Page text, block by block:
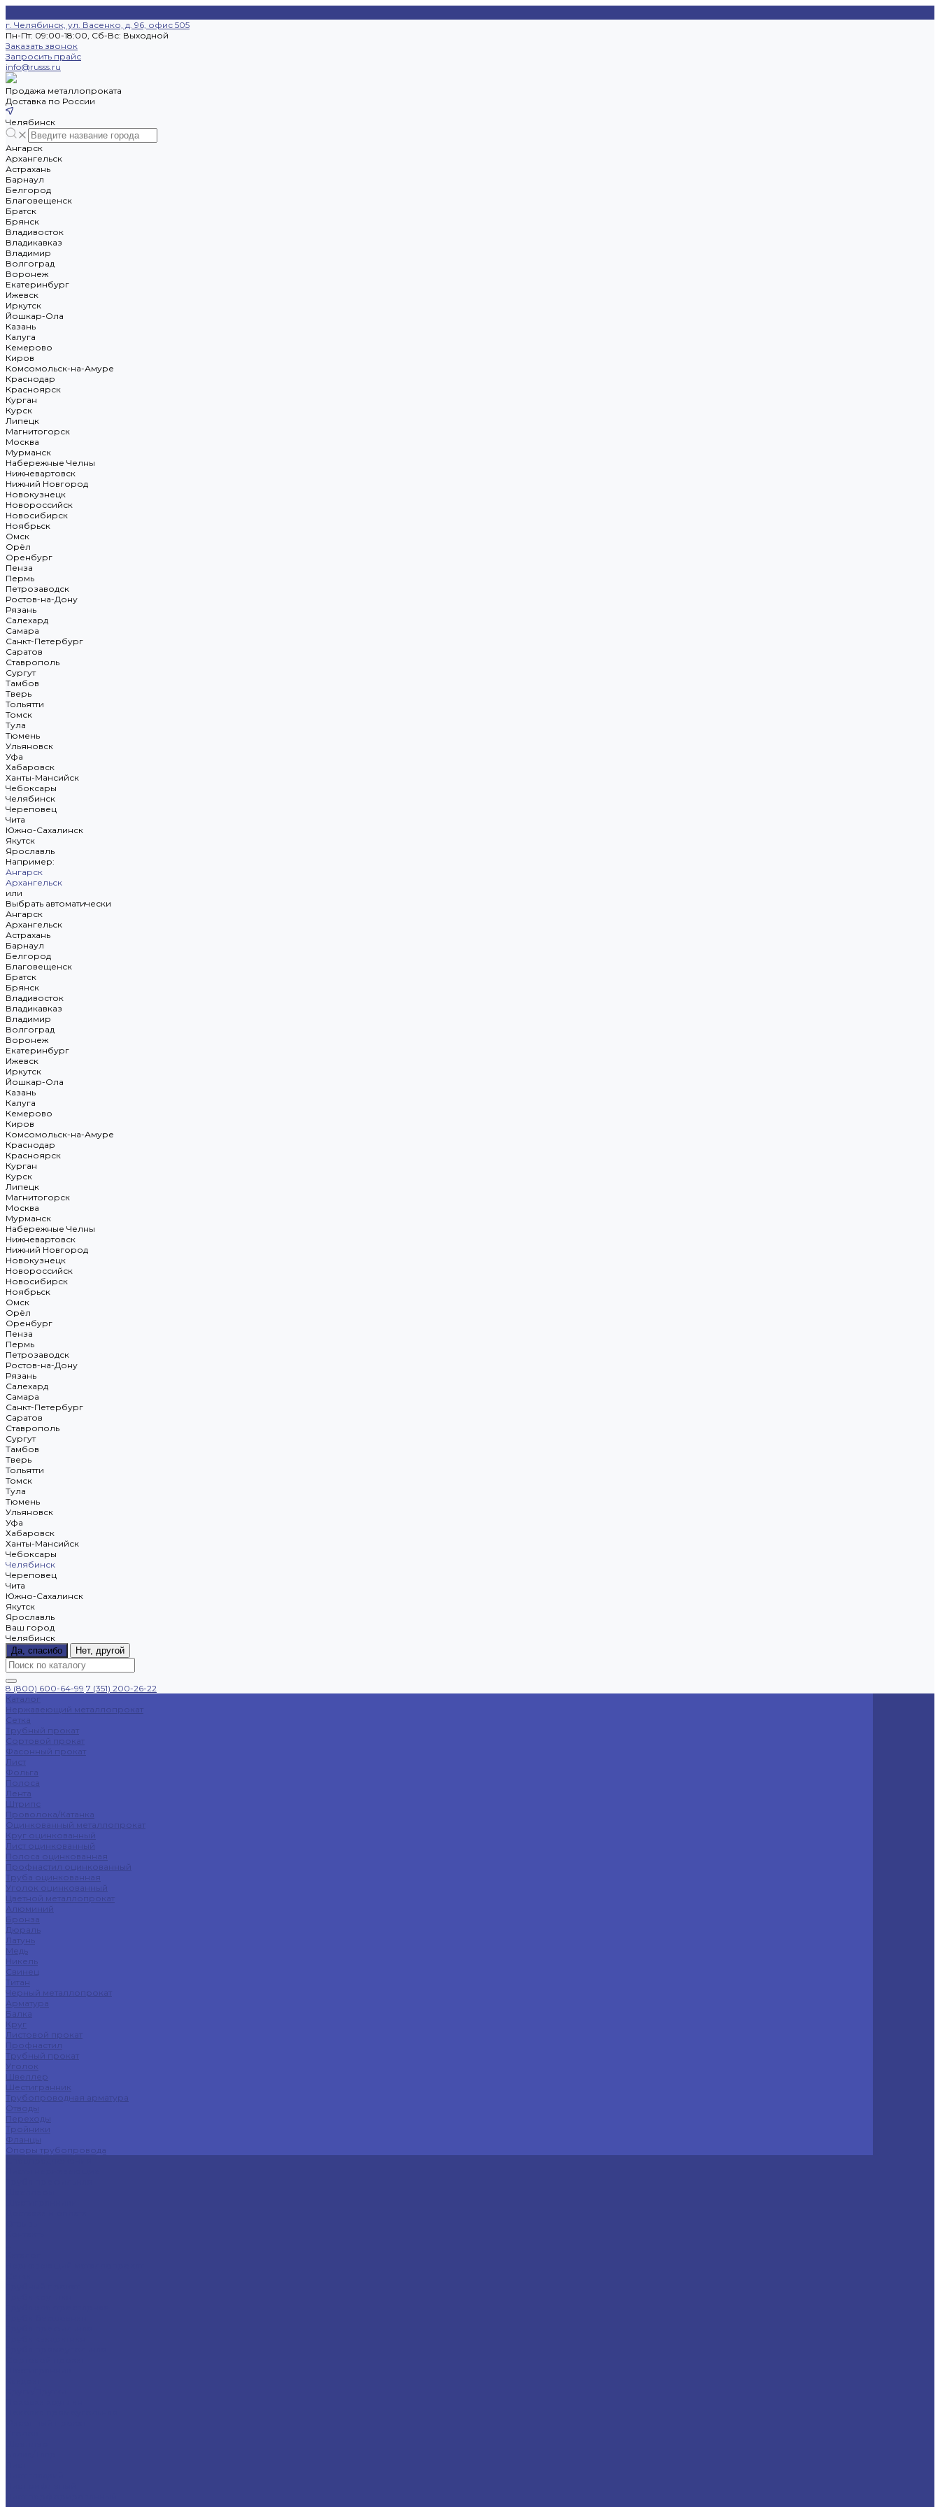
г. Челябинск, ул. Васенко, д. 96, офис 505
Пн-Пт: 09:00-18:00, Cб-Вс: Выходной
Заказать звонок
Запросить прайс
info@russs.ru
Продажа металлопроката
Доставка по России
Челябинск
Ангарск
Архангельск
Астрахань
Барнаул
Белгород
Благовещенск
Братск
Брянск
Владивосток
Владикавказ
Владимир
Волгоград
Воронеж
Екатеринбург
Ижевск
Иркутск
Йошкар-Ола
Казань
Калуга
Кемерово
Киров
Комсомольск-на-Амуре
Краснодар
Красноярск
Курган
Курск
Липецк
Магнитогорск
Москва
Мурманск
Набережные Челны
Нижневартовск
Нижний Новгород
Новокузнецк
Новороссийск
Новосибирск
Ноябрьск
Омск
Орёл
Оренбург
Пенза
Пермь
Петрозаводск
Ростов-на-Дону
Рязань
Салехард
Самара
Санкт-Петербург
Саратов
Ставрополь
Сургут
Тамбов
Тверь
Тольятти
Томск
Тула
Тюмень
Ульяновск
Уфа
Хабаровск
Ханты-Мансийск
Чебоксары
Челябинск
Череповец
Чита
Южно-Сахалинск
Якутск
Ярославль
Например:
Ангарск
Архангельск
или
Выбрать автоматически
Ангарск
Архангельск
Астрахань
Барнаул
Белгород
Благовещенск
Братск
Брянск
Владивосток
Владикавказ
Владимир
Волгоград
Воронеж
Екатеринбург
Ижевск
Иркутск
Йошкар-Ола
Казань
Калуга
Кемерово
Киров
Комсомольск-на-Амуре
Краснодар
Красноярск
Курган
Курск
Липецк
Магнитогорск
Москва
Мурманск
Набережные Челны
Нижневартовск
Нижний Новгород
Новокузнецк
Новороссийск
Новосибирск
Ноябрьск
Омск
Орёл
Оренбург
Пенза
Пермь
Петрозаводск
Ростов-на-Дону
Рязань
Салехард
Самара
Санкт-Петербург
Саратов
Ставрополь
Сургут
Тамбов
Тверь
Тольятти
Томск
Тула
Тюмень
Ульяновск
Уфа
Хабаровск
Ханты-Мансийск
Чебоксары
Челябинск
Череповец
Чита
Южно-Сахалинск
Якутск
Ярославль
Ваш город
Челябинск
Да, спасибо
Нет, другой
8 (800) 600-64-99 7 (351) 200-26-22
Каталог
Нержавеющий металлопрокат
Сетка
Трубный прокат
Сортовой прокат
Фасонный прокат
Лист
Фольга
Полоса
Лента
Штрипс
Проволока/Катанка
Оцинкованный металлопрокат
Круг оцинкованный
Лист оцинкованный
Полоса оцинкованная
Профнастил оцинкованный
Труба оцинкованная
Уголок оцинкованный
Цветной металлопрокат
Алюминий
Бронза
Дюраль
Латунь
Медь
Никель
Свинец
Титан
Черный металлопрокат
Арматура
Балка
Круг
Листовой прокат
Профнастил
Трубный прокат
Уголок
Швеллер
Шестигранник
Трубопроводная арматура
Отводы
Переходы
Тройники
Фланцы
Опоры трубопровода